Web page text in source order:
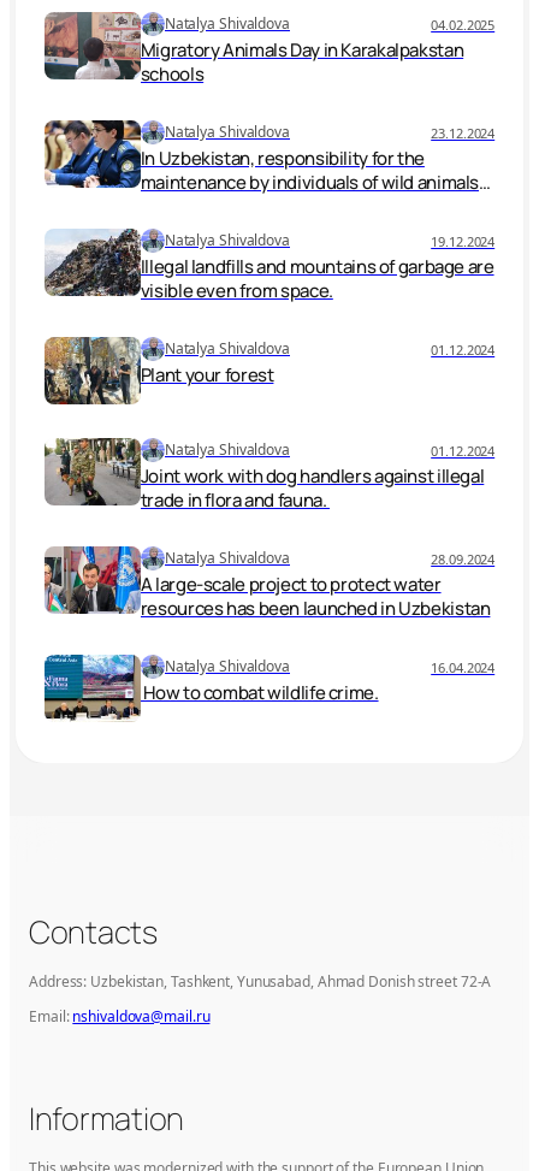
climate change, took place on April 2–3,
2025 in Samarkand.
Natalya Shivaldova 04.02.2025
Migratory Animals Day in Karakalpakstan
schools
Natalya Shivaldova 23.12.2024
In Uzbekistan, responsibility for the
maintenance by individuals of wild animals
Natalya Shivaldova 19.12.2024
Illegal landfills and mountains of garbage are
visible even from space.
Natalya Shivaldova 01.12.2024
Plant your forest
Natalya Shivaldova 01.12.2024
Joint work with dog handlers against illegal
trade in flora and fauna.
Natalya Shivaldova 28.09.2024
A large-scale project to protect water
resources has been launched in Uzbekistan
Natalya Shivaldova 16.04.2024
How to combat wildlife crime.
Contacts
Address: Uzbekistan, Tashkent, Yunusabad, Ahmad Donish street 72-A
Email:nshivaldova@mail.ru
Information